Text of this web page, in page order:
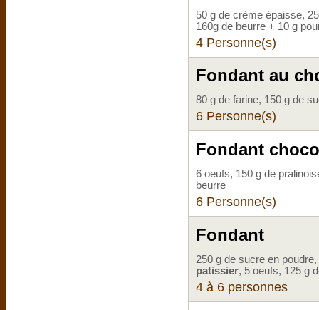
50 g de crème épaisse,
160g de beurre + 10 g
4 Personne(s)
Fondant au
80 g de farine, 150 g de
6 Personne(s)
Fondant
6 oeufs, 150 g de
beurre
6 Personne(s)
Fondant
250 g de sucre en
patissier, 5 oeufs, 125 g
4 à 6 personnes